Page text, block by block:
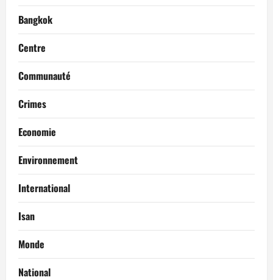
Bangkok
Centre
Communauté
Crimes
Economie
Environnement
International
Isan
Monde
National